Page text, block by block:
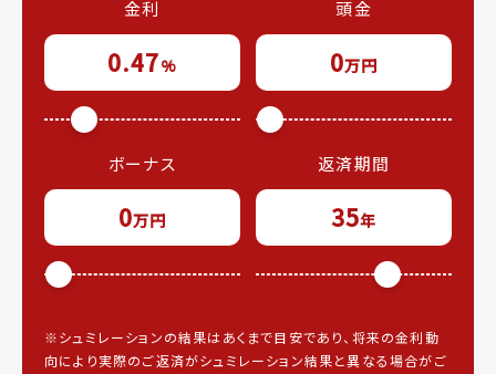
金利
0.47%
頭金
0万円
ボーナス
0万円
返済期間
35年
※シュミレーションの結果はあくまで目安であり、将来の金利動
向により実際のご返済がシュミレーション結果と異なる場合がご